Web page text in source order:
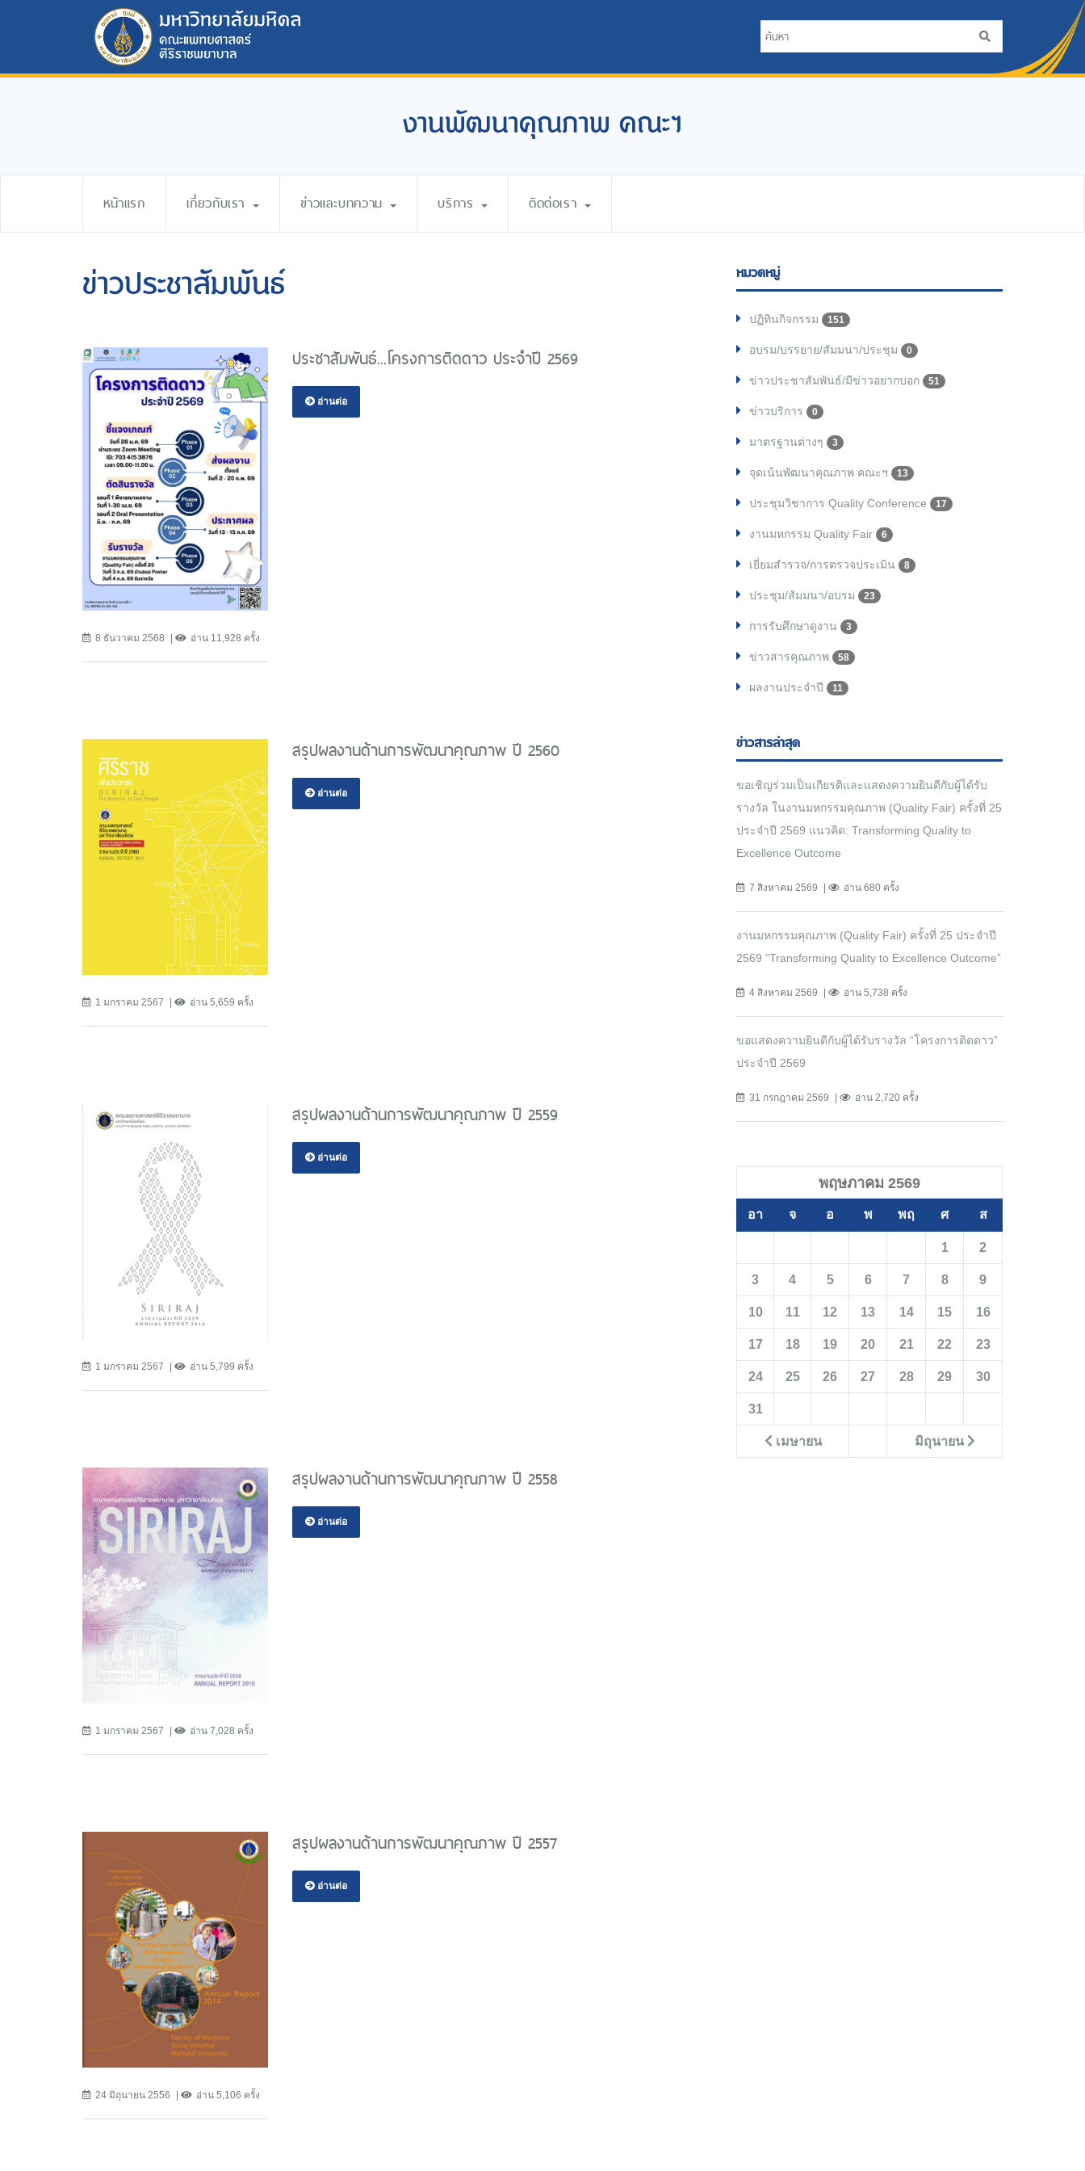
งานพัฒนาคุณภาพ คณะฯ
หน้าแรก เกี่ยวกับเรา ข่าวและบทความ บริการ ติดต่อเรา
ข่าวประชาสัมพันธ์
8 ธันวาคม 2568 อ่าน 11,928 ครั้ง
ประชาสัมพันธ์...โครงการติดดาว ประจำปี 2569
อ่านต่อ
1 มกราคม 2567 อ่าน 5,659 ครั้ง
สรุปผลงานด้านการพัฒนาคุณภาพ ปี 2560
อ่านต่อ
1 มกราคม 2567 อ่าน 5,799 ครั้ง
สรุปผลงานด้านการพัฒนาคุณภาพ ปี 2559
อ่านต่อ
1 มกราคม 2567 อ่าน 7,028 ครั้ง
สรุปผลงานด้านการพัฒนาคุณภาพ ปี 2558
อ่านต่อ
24 มิถุนายน 2556 อ่าน 5,106 ครั้ง
สรุปผลงานด้านการพัฒนาคุณภาพ ปี 2557
อ่านต่อ
หมวดหมู่
ปฏิทินกิจกรรม 151
อบรม/บรรยาย/สัมมนา/ประชุม 0
ข่าวประชาสัมพันธ์/มีข่าวอยากบอก 51
ข่าวบริการ 0
มาตรฐานต่างๆ 3
จุดเน้นพัฒนาคุณภาพ คณะฯ 13
ประชุมวิชาการ Quality Conference 17
งานมหกรรม Quality Fair 6
เยี่ยมสำรวจ/การตรวจประเมิน 8
ประชุม/สัมมนา/อบรม 23
การรับศึกษาดูงาน 3
ข่าวสารคุณภาพ 58
ผลงานประจำปี 11
ข่าวสารล่าสุด
ขอเชิญร่วมเป็นเกียรติและแสดงความยินดีกับผู้ได้รับ
รางวัล ในงานมหกรรมคุณภาพ (Quality Fair) ครั้งที่ 25
ประจำปี 2569 แนวคิด: Transforming Quality to
Excellence Outcome
7 สิงหาคม 2569 อ่าน 680 ครั้ง
งานมหกรรมคุณภาพ (Quality Fair) ครั้งที่ 25 ประจำปี
2569 “Transforming Quality to Excellence Outcome”
4 สิงหาคม 2569 อ่าน 5,738 ครั้ง
ขอแสดงความยินดีกับผู้ได้รับรางวัล “โครงการติดดาว”
ประจำปี 2569
31 กรกฎาคม 2569 อ่าน 2,720 ครั้ง
พฤษภาคม 2569
อา จ อ พ พฤ ศ ส
เมษายน มิถุนายน
1 2
3 4 5 6 7 8 9
10 11 12 13 14 15 16
17 18 19 20 21 22 23
24 25 26 27 28 29 30
31